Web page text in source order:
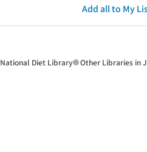
Add all to My
National Diet Library Other Libraries in